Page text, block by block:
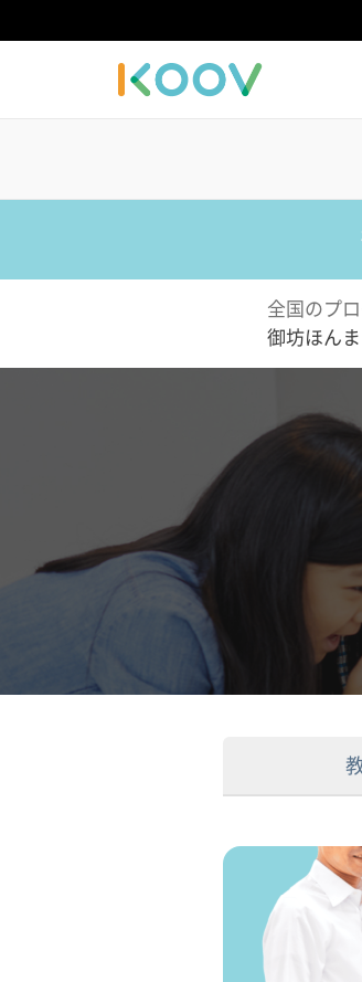
全国のプ
御坊ほん